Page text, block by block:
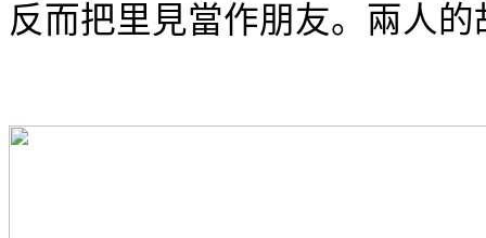
反而把里見當作朋友。兩人